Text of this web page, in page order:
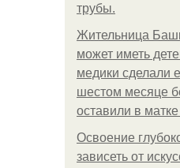
трубы.
Жительница
может иметь
медики сделали
шестом месяце
оставили в
Освоение
зависеть от